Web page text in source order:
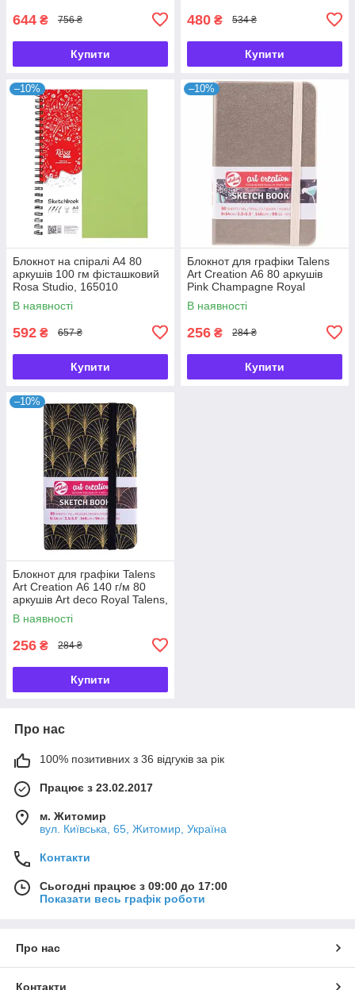
644 ₴ 756 ₴
Купити
480 ₴ 534 ₴
Купити
–10%
Блокнот на спіралі А4 80
аркушів 100 гм фісташковий
Rosa Studio, 165010
В наявності
592 ₴ 657 ₴
Купити
–10%
Блокнот для графіки Talens
Art Creation А6 80 аркушів
Pink Champagne Royal
Talens, 9314241
В наявності
256 ₴ 284 ₴
Купити
–10%
Блокнот для графіки Talens
Art Creation А6 140 г/м 80
аркушів Art deco Royal Talens,
9314151
В наявності
256 ₴ 284 ₴
Купити
Про нас
100% позитивних з 36 відгуків за рік
Працює з 23.02.2017
м. Житомир
вул. Київська, 65, Житомир, Україна
Контакти
Сьогодні працює з 09:00 до 17:00
Показати весь графік роботи
Про нас
Контакти